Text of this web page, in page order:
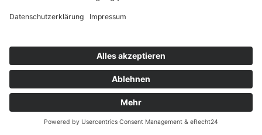
Sortiment
Services
Angebote
© 2026 Möbel Wiemer GmbH & Co. KG
Datenschutz